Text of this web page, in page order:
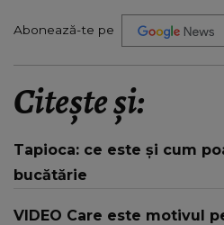
Abonează-te pe
Citește și:
Tapioca: ce este și cum
bucătărie
VIDEO Care este motivul